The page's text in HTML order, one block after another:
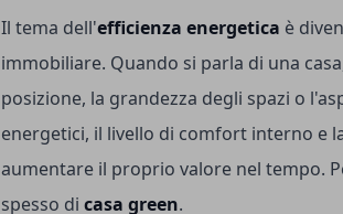
Il tema dell'efficienza energetica è
immobiliare. Quando si parla di una
posizione, la grandezza degli spazi o
energetici, il livello di comfort interno e
aumentare il proprio valore nel tempo.
spesso di casa green.